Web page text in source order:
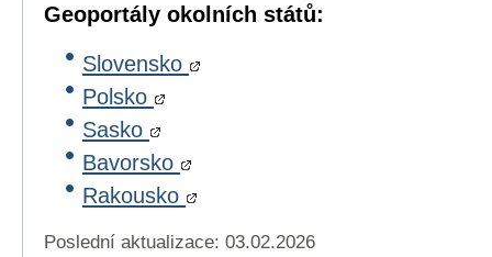
Geoportály okolních států:
Slovensko
Polsko
Sasko
Bavorsko
Rakousko
Poslední aktualizace: 03.02.2026